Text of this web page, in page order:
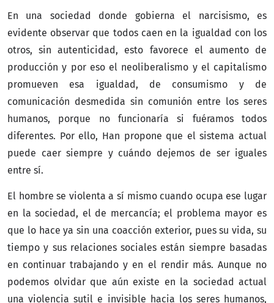
En una sociedad donde gobierna el narcisismo, es
evidente observar que todos caen en la igualdad con los
otros, sin autenticidad, esto favorece el aumento de
producción y por eso el neoliberalismo y el capitalismo
promueven esa igualdad, de consumismo y de
comunicación desmedida sin comunión entre los seres
humanos, porque no funcionaría si fuéramos todos
diferentes. Por ello, Han propone que el sistema actual
puede caer siempre y cuándo dejemos de ser iguales
entre sí.
El hombre se violenta a sí mismo cuando ocupa ese lugar
en la sociedad, el de mercancía; el problema mayor es
que lo hace ya sin una coacción exterior, pues su vida, su
tiempo y sus relaciones sociales están siempre basadas
en continuar trabajando y en el rendir más. Aunque no
podemos olvidar que aún existe en la sociedad actual
una violencia sutil e invisible hacia los seres humanos,